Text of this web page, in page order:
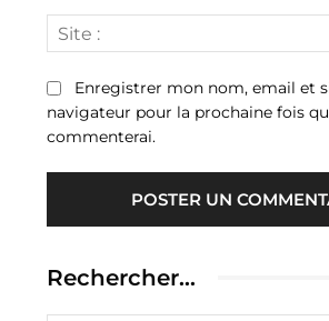
Enregistrer mon nom, email et
navigateur pour la prochaine fois
commenterai.
Rechercher…